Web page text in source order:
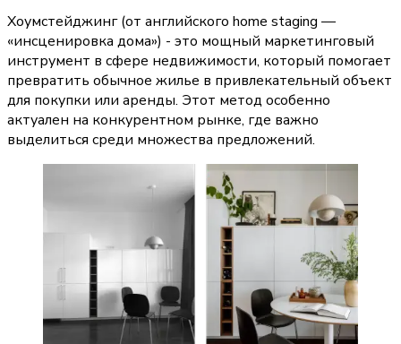
Хоумстейджинг (от английского home staging —
«инсценировка дома») - это мощный маркетинговый
инструмент в сфере недвижимости, который помогает
превратить обычное жилье в привлекательный объект
для покупки или аренды. Этот метод особенно
актуален на конкурентном рынке, где важно
выделиться среди множества предложений.